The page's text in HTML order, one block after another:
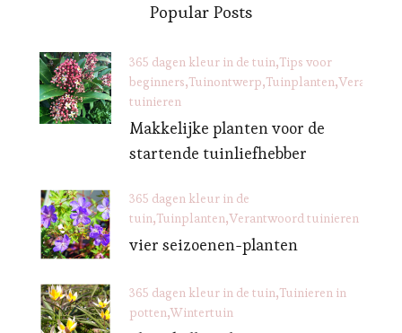
Popular Posts
365 dagen kleur in de tuin Tips voor
beginners Tuinontwerp Tuinplanten
tuinieren
Makkelijke planten voor de
startende tuinliefhebber
365 dagen kleur in de
tuin Tuinplanten Verantwoord tuinieren
vier seizoenen-planten
365 dagen kleur in de tuin Tuinieren in
potten Wintertuin